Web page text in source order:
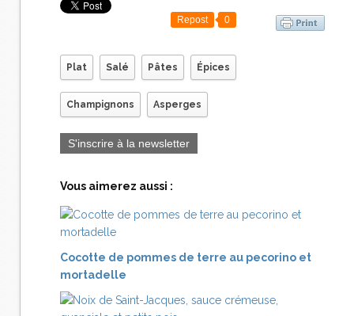
Repost 0
Plat Salé Pâtes Épices
Champignons Asperges
S'inscrire à la newsletter
Vous aimerez aussi :
Cocotte de pommes de terre au pecorino et
mortadelle